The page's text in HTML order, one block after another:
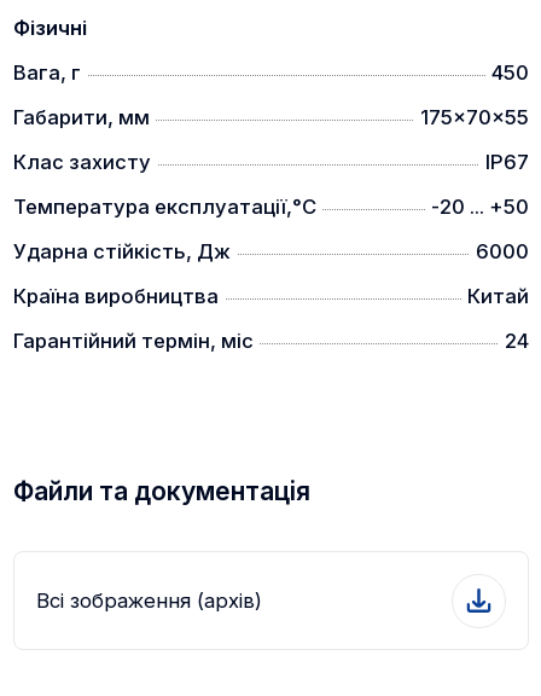
Фізичні
Вага, г
450
Габарити, мм
175x70x55
Клас захисту
IP67
Температура експлуатації,°C
-20 ... +50
Ударна стійкість, Дж
6000
Країна виробництва
Китай
Гарантійний термін, міс
24
Файли та документація
Всі зображення (архів)